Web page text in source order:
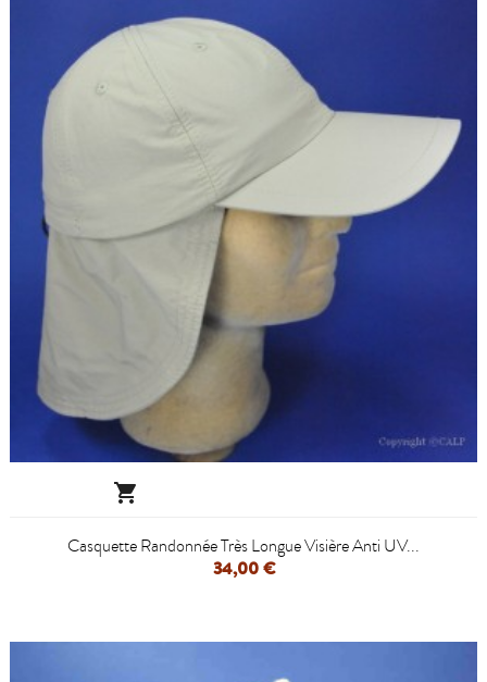

Casquette Randonnée Très Longue Visière Anti UV...
34,00 €